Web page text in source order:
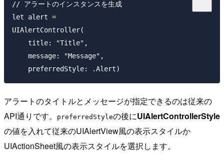
// アラートのインスタンスを生成
let alert =
UIAlertController(
    title: "Title",
    message: "Message",
アラートのタイトルとメッセージが指定できるのは従来の
API通りです。
preferredStyleの後にUIAlertControllerStyle
の値を入れて従来のUIAlertView風の表示スタイルか
UIActionSheet風の表示スタイルを選択します。